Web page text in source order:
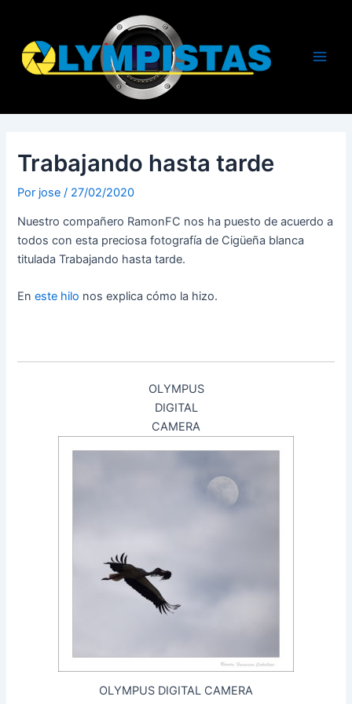
contenido
Trabajando hasta tarde
Por jose / 27/02/2020
Nuestro compañero RamonFC nos ha puesto de acuerdo a
todos con esta preciosa fotografía de Cigüeña blanca
titulada Trabajando hasta tarde.
Eneste hilo nos explica cómo la hizo.
OLYMPUS
DIGITAL
CAMERA
OLYMPUS DIGITAL CAMERA